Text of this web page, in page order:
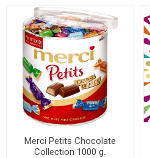
Merci Petits Chocolate
Collection 1000 g.